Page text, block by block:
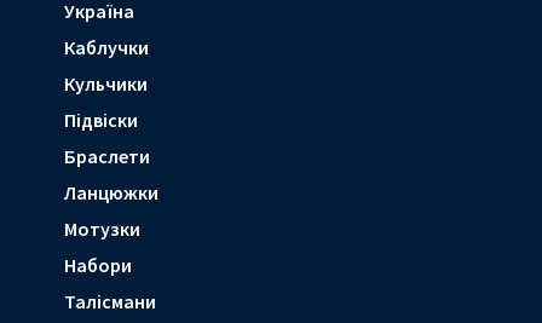
Україна
Каблучки
Кульчики
Підвіски
Браслети
Ланцюжки
Мотузки
Набори
Талісмани